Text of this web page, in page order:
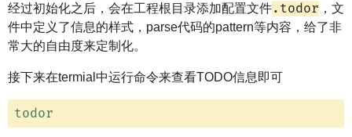
经过初始化之后，会在工程根目录添加配置文件.todor ，文
件中定义了信息的样式，parse代码的pattern等内容，给了非
常大的自由度来定制化。
接下来在termial中运行命令来查看TODO信息即可
todor